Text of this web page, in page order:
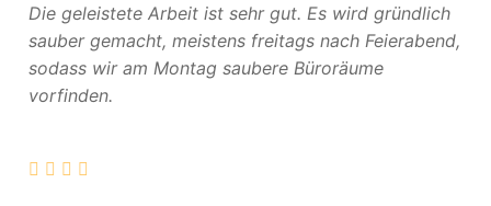
Die geleistete Arbeit ist sehr gut. Es wird gründlich
sauber gemacht, meistens freitags nach Feierabend,
sodass wir am Montag saubere Büroräume
vorfinden.